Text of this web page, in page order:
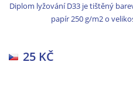
Diplom lyžování D33 je tištěný
papír 250 g/m2 o
25 KČ